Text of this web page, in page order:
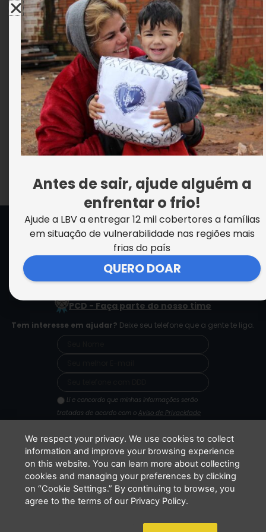
Educação Solidária da LBV e
desenvolvimento econômico
VER MAIS NOTÍCIAS
SEDE CENTRAL DA LBV | Rua Sérgio Tomás, 740 | Bom Retiro |
São Paulo/SP CEP: 01131-010 | CNPJ – 33.915.604/0001-17 |
Cookie Settings
F
c
e
o
o
I
s
t
g
r
m
Y
u
t
b
e
PCD - Faça parte do nosso time
Tem interesse em ajudar? Deixe seu telefone que a gente te liga.
Li e concordo que minhas informações serão
tratadas de acordo com o Aviso de Privacidade
ENVIAR
Copyright 2026 - LBV - Legião da Boa Vontade. Todos os direitos
reservados.
We respect your privacy. We use cookies to collect
information and improve your browsing experience
on this website. You can learn more about collecting
cookies and managing your preferences by clicking
on “Cookie Settings.” By continuing to browse, you
agree to the terms of our Privacy Policy.
Antes de sair, ajude alguém a
enfrentar o frio!
Ajude a LBV a entregar 12 mil cobertores a famílias
em situação de vulnerabilidade nas regiões mais
frias do país
QUERO DOAR